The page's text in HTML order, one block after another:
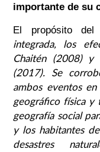
importante de su
El propósito
integrada, los
Chaitén (2008) y
(2017). Se
ambos eventos
geográfico física y
geografía social
y los habitantes
desastres